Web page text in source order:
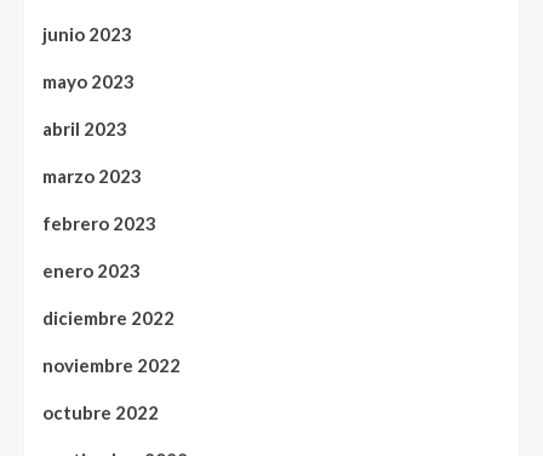
junio 2023
mayo 2023
abril 2023
marzo 2023
febrero 2023
enero 2023
diciembre 2022
noviembre 2022
octubre 2022